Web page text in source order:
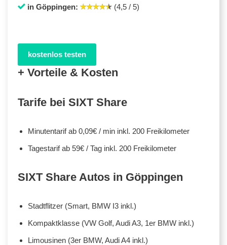
in Göppingen: (4,5 / 5)
kostenlos testen
+ Vorteile & Kosten
Tarife bei SIXT Share
Minutentarif ab 0,09€ / min inkl. 200 Freikilometer
Tagestarif ab 59€ / Tag inkl. 200 Freikilometer
SIXT Share Autos in Göppingen
Stadtflitzer (Smart, BMW I3 inkl.)
Kompaktklasse (VW Golf, Audi A3, 1er BMW inkl.)
Limousinen (3er BMW, Audi A4 inkl.)